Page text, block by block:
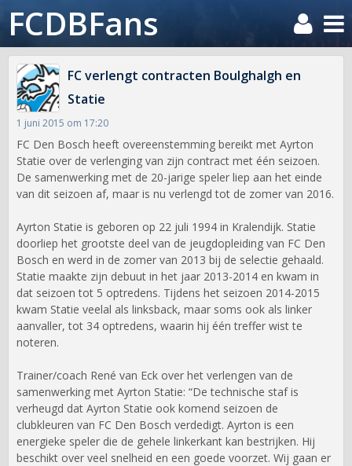
FCDBFans
FC verlengt contracten Boulghalgh en
Statie
1 juni 2015 om 17:20
FC Den Bosch heeft overeenstemming bereikt met Ayrton
Statie over de verlenging van zijn contract met één seizoen.
De samenwerking met de 20-jarige speler liep aan het einde
van dit seizoen af, maar is nu verlengd tot de zomer van 2016.
Ayrton Statie is geboren op 22 juli 1994 in Kralendijk. Statie
doorliep het grootste deel van de jeugdopleiding van FC Den
Bosch en werd in de zomer van 2013 bij de selectie gehaald.
Statie maakte zijn debuut in het jaar 2013-2014 en kwam in
dat seizoen tot 5 optredens. Tijdens het seizoen 2014-2015
kwam Statie veelal als linksback, maar soms ook als linker
aanvaller, tot 34 optredens, waarin hij één treffer wist te
noteren.
Trainer/coach René van Eck over het verlengen van de
samenwerking met Ayrton Statie: “De technische staf is
verheugd dat Ayrton Statie ook komend seizoen de
clubkleuren van FC Den Bosch verdedigt. Ayrton is een
energieke speler die de gehele linkerkant kan bestrijken. Hij
beschikt over veel snelheid en een goede voorzet. Wij gaan er